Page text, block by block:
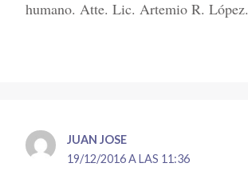
humano. Atte. Lic. Artemio R. López.
JUAN JOSE
19/12/2016 A LAS 11:36